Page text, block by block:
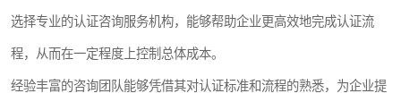
选择专业的认证咨询服务机构，能够帮助企业更高效地完成认证流
程，从而在一定程度上控制总体成本。
经验丰富的咨询团队能够凭借其对认证标准和流程的熟悉，为企业提